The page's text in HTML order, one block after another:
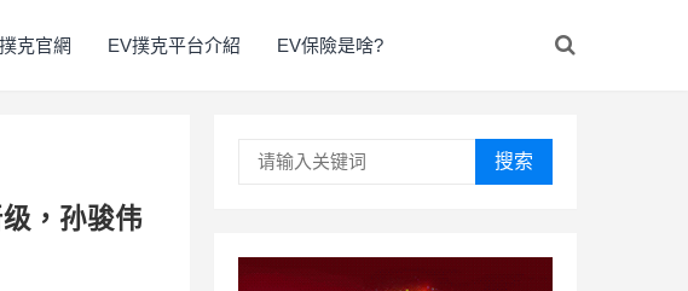
克官網 EV撲克平台介紹 EV保險是啥?
，孙骏伟
搜索